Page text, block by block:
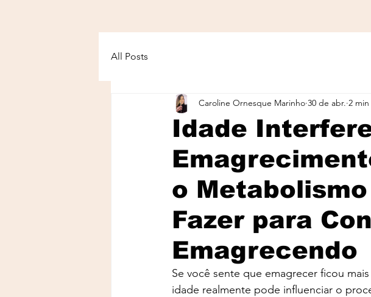
All Posts
Idade
o
Fazer para
Emagrecendo
Caroline Ornesque Marinho 30 de abr. 2
Se você sente que emagrecer ficou
idade realmente pode influenciar o